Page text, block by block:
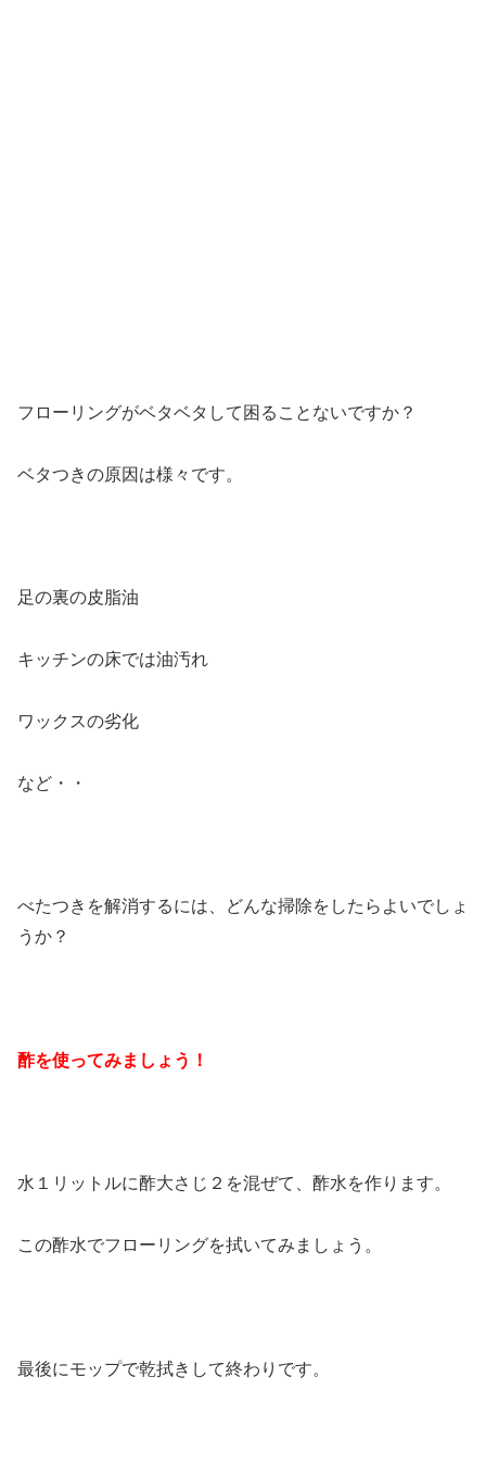
フローリングがベタベタして困ることないですか？
ベタつきの原因は様々です。
足の裏の皮脂油
キッチンの床では油汚れ
ワックスの劣化
など・・
べたつきを解消するには、どんな掃除をしたらよいでしょ
うか？
酢を使ってみましょう！
水１リットルに酢大さじ２を混ぜて、酢水を作ります。
この酢水でフローリングを拭いてみましょう。
最後にモップで乾拭きして終わりです。